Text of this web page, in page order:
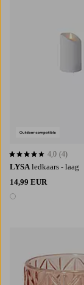
LYSA ledkaars - laag
14,99 EUR
1 kleur
4,0 op basis van 4
4,0 (4)